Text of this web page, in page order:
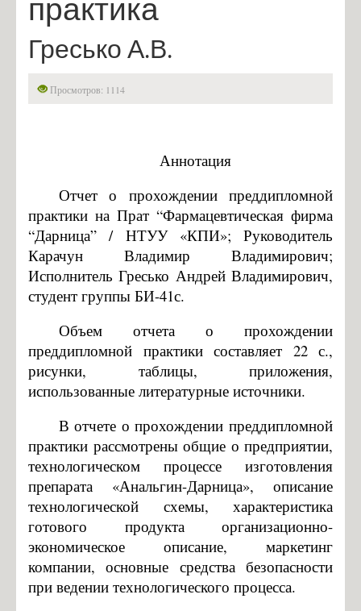
Инжиниринг в КОМПАС-3D и SolidWorks
Гордость кафедры
Научная работа
диссертации
Конференция
Студент
Индивидуальные планы магистров
Преддипломная практика
Абитуриент
10 преимуществ обучения на кафедре биотехники и инженерии
Правила приема в НТУУ "КПИ"
Правила приема на 5 курс
Контакты
Разработки
Научные разработки Костик Сергей Игоревич
практика
Гресько А.В.
Просмотров: 1114
Аннотация
Отчет о прохождении преддипломной
практики на Прат “Фармацевтическая фирма
“Дарница” / НТУУ «КПИ»; Руководитель
Карачун Владимир Владимирович;
Исполнитель Гресько Андрей Владимирович,
студент группы БИ-41с.
Объем отчета о прохождении
преддипломной практики составляет 22 с.,
рисунки, таблицы, приложения,
использованные литературные источники.
В отчете о прохождении преддипломной
практики рассмотрены общие о предприятии,
технологическом процессе изготовления
препарата «Анальгин-Дарница», описание
технологической схемы, характеристика
готового продукта организационно-
экономическое описание, маркетинг
компании, основные средства безопасности
при ведении технологического процесса.